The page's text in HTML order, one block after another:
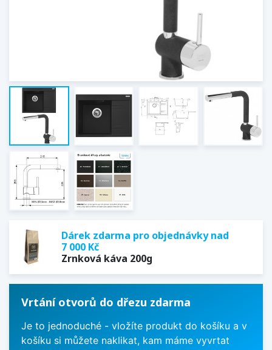
Dárek zdarma pro objednávky nad
7 000 Kč
Zrnková káva 200g
Vrtání otvorů do dřezu zdarma
Je to jednoduché - vložíte produkt do košíku a v
košíku si můžete naklikat, kam máme vyvrtat